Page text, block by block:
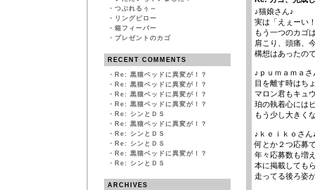
・ つぶれるぅ～
・ リングピロー
・ 箱フィーバー
・ プレゼントのカゴ
RECENT COMMENTS
・ Re: 黒猫ベッドに異変が！？
・ Re: 黒猫ベッドに異変が！？
・ Re: 黒猫ベッドに異変が！？
・ Re: 黒猫ベッドに異変が！？
・ Re: シンとＤＳ
・ Re: 黒猫ベッドに異変が！？
・ Re: シンとＤＳ
・ Re: シンとＤＳ
・ Re: 黒猫ベッドに異変が！？
・ Re: シンとＤＳ
ARCHIVES
♪猫娘さん♪
実は「えぇーい
もう一つのカゴ
肩こり、頭痛、
構想はあったの
♪ｐｕｍａｍａさ
目を離す時はち
マロン君もキュ
珀の執着心には
もう少し大きく
♪ｋｅｉｋｏさん
何とか２つ応募
年々応募数も増
本に掲載しても
走ってる後ろ姿